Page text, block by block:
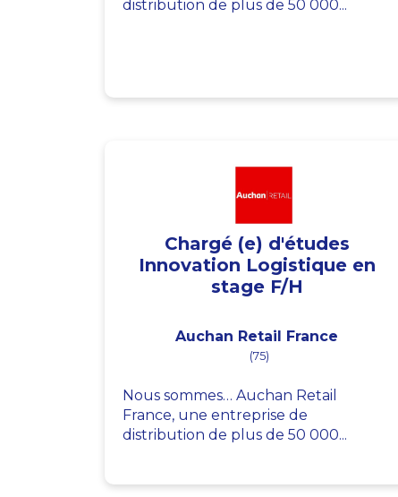
distribution de plus de 50 000...
Chargé (e) d'études
Innovation Logistique en
stage F/H
Auchan Retail France
(75)
Nous sommes… Auchan Retail
France, une entreprise de
distribution de plus de 50 000...